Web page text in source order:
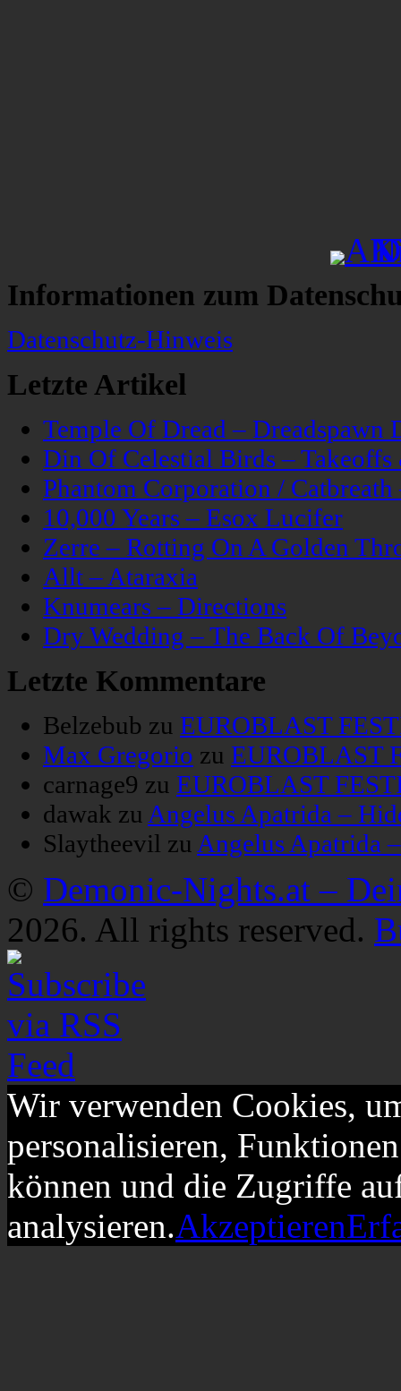
Informationen zum
Datenschutz-Hinweis
Letzte Artikel
Temple Of Dread – Dreadspawn
Din Of Celestial Birds –
Phantom Corporation /
10,000 Years – Esox Lucifer
Zerre – Rotting On A Golden
Allt – Ataraxia
Knumears – Directions
Dry Wedding – The Back Of
Letzte Kommentare
Belzebub zu EUROBLAST
Max Gregorio zu EUROBLAST
carnage9 zu EUROBLAST
dawak zu Angelus Apatrida –
Slaytheevil zu Angelus Apatrida
© Demonic-Nights.at –
2026. All rights reserved.
Wir verwenden Cookies,
personalisieren,
können und die Zugriffe
analysieren.Akzeptieren